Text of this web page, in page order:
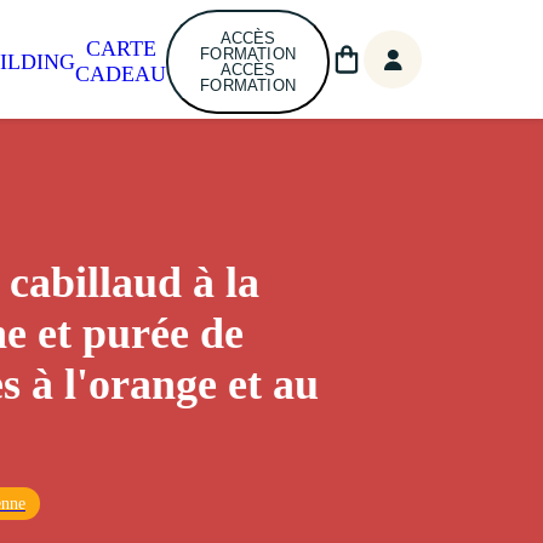
CARTE
CADEAU
ACCÈS
FORMATION
ACCÈS
FORMATION
cabillaud à la
et purée de
à l'orange et au